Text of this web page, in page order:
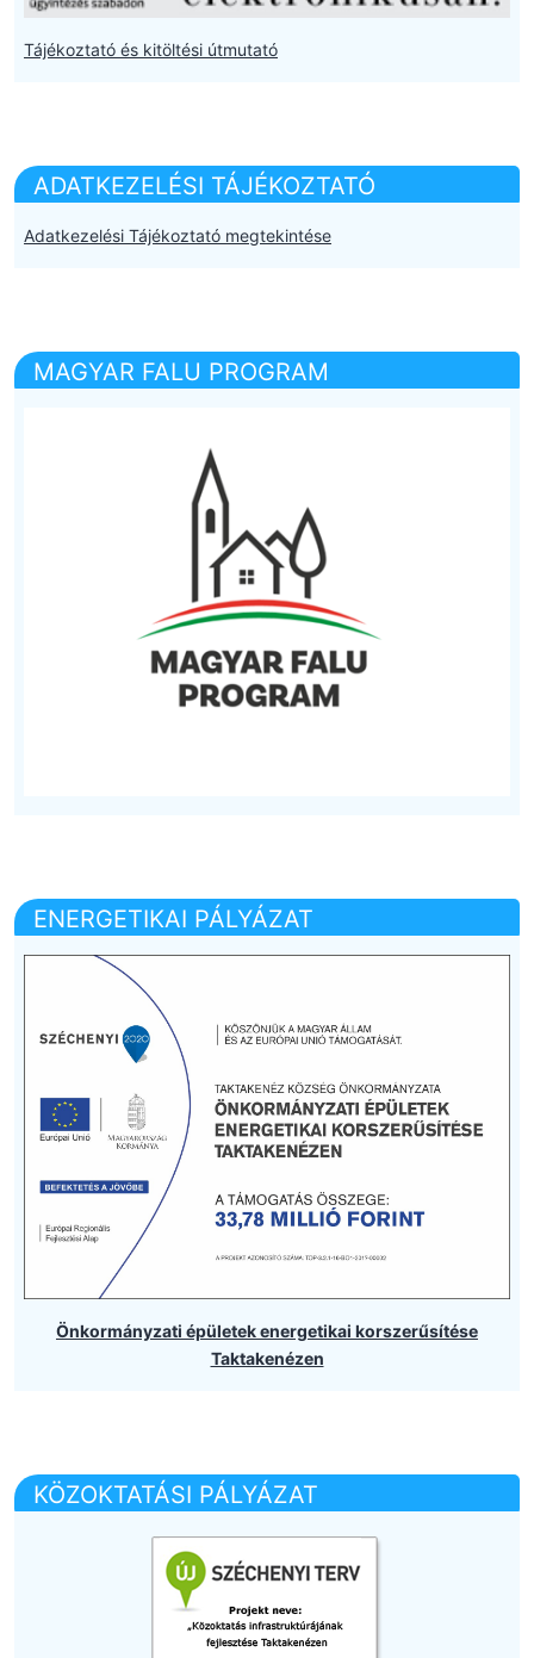
Tájékoztató és kitöltési útmutató
ADATKEZELÉSI TÁJÉKOZTATÓ
Adatkezelési Tájékoztató megtekintése
MAGYAR FALU PROGRAM
ENERGETIKAI PÁLYÁZAT
Önkormányzati épületek energetikai korszerűsítése
Taktakenézen
KÖZOKTATÁSI PÁLYÁZAT